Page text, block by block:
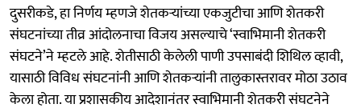
दुसरीकडे, हा निर्णय म्हणजे शेतकऱ्यांच्या एकजुटीचा आणि शेतकरी
संघटनांच्या तीव्र आंदोलनाचा विजय असल्याचे ‘स्वाभिमानी शेतकरी
संघटने’ने म्हटले आहे. शेतीसाठी केलेली पाणी उपसाबंदी शिथिल व्हावी,
यासाठी विविध संघटनांनी आणि शेतकऱ्यांनी तालुकास्तरावर मोठा उठाव
केला होता. या प्रशासकीय आदेशानंतर स्वाभिमानी शेतकरी संघटनेने